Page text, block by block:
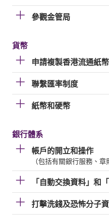
參觀金管局
貨幣
申請複製香港流通紙幣
聯繫匯率制度
紙幣和硬幣
銀行體系
帳戶的開立和操作
（包括有關銀行服務、
「自動交換資料」和
打擊洗錢及恐怖分子